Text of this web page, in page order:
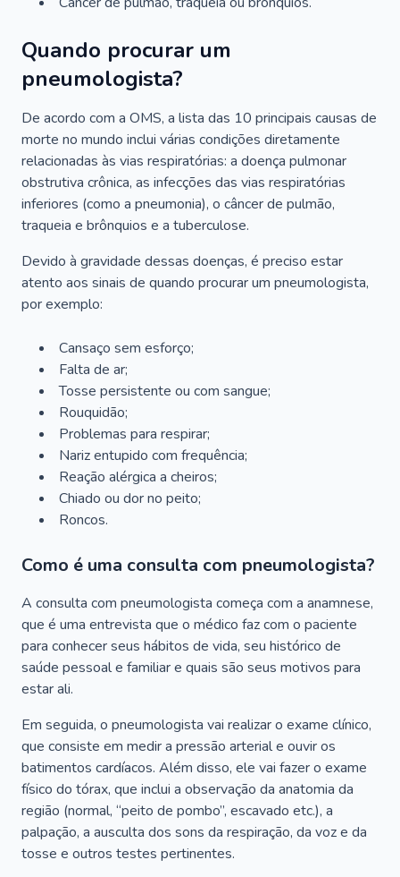
Quando procurar um
pneumologista?
De acordo com a OMS, a lista das 10 principais causas de
morte no mundo inclui várias condições diretamente
relacionadas às vias respiratórias: a doença pulmonar
obstrutiva crônica, as infecções das vias respiratórias
inferiores (como a pneumonia), o câncer de pulmão,
traqueia e brônquios e a tuberculose.
Devido à gravidade dessas doenças, é preciso estar
atento aos sinais de quando procurar um pneumologista,
por exemplo:
Cansaço sem esforço;
Falta de ar;
Tosse persistente ou com sangue;
Rouquidão;
Problemas para respirar;
Nariz entupido com frequência;
Reação alérgica a cheiros;
Chiado ou dor no peito;
Roncos.
Como é uma consulta com pneumologista?
A consulta com pneumologista começa com a anamnese,
que é uma entrevista que o médico faz com o paciente
para conhecer seus hábitos de vida, seu histórico de
saúde pessoal e familiar e quais são seus motivos para
estar ali.
Em seguida, o pneumologista vai realizar o exame clínico,
que consiste em medir a pressão arterial e ouvir os
batimentos cardíacos. Além disso, ele vai fazer o exame
físico do tórax, que inclui a observação da anatomia da
região (normal, “peito de pombo”, escavado etc.), a
palpação, a ausculta dos sons da respiração, da voz e da
tosse e outros testes pertinentes.